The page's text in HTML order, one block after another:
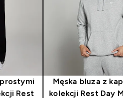
Rest
Męska bluza z
kolekcji Rest Day MP